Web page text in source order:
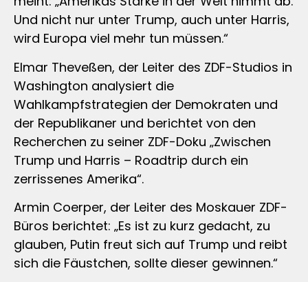
Und nicht nur unter Trump, auch unter Harris,
wird Europa viel mehr tun müssen.“
Elmar Theveßen, der Leiter des ZDF-Studios in
Washington analysiert die
Wahlkampfstrategien der Demokraten und
der Republikaner und berichtet von den
Recherchen zu seiner ZDF-Doku „Zwischen
Trump und Harris – Roadtrip durch ein
zerrissenes Amerika“.
Armin Coerper, der Leiter des Moskauer ZDF-
Büros berichtet: „Es ist zu kurz gedacht, zu
glauben, Putin freut sich auf Trump und reibt
sich die Fäustchen, sollte dieser gewinnen.“